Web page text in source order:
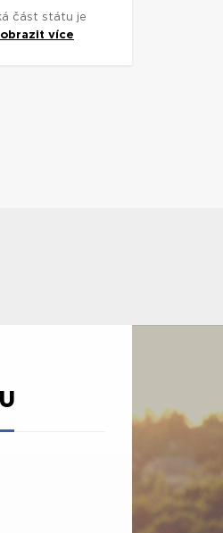
část státu je
více